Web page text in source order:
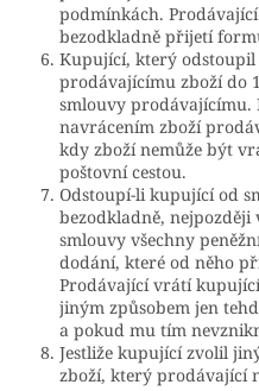
podmínkách.
bezodkladně přijetí
Kupující, který
prodávajícímu zboží do
smlouvy prodávajícímu.
navrácením zboží
kdy zboží nemůže být
poštovní cestou.
Odstoupí-li kupující od
bezodkladně,
smlouvy všechny
dodání, které od něho
Prodávající vrátí
jiným způsobem jen
a pokud mu tím
Jestliže kupující zvolil
zboží, který prodávající